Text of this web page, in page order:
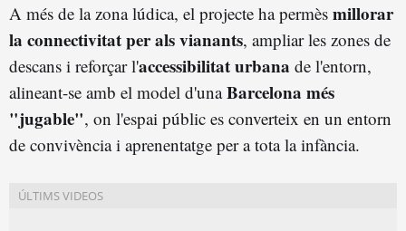
A més de la zona lúdica, el projecte ha permès millorar
la connectivitat per als vianants, ampliar les zones de
descans i reforçar l'accessibilitat urbana de l'entorn,
alineant-se amb el model d'unaBarcelona més
"jugable", on l'espai públic es converteix en un entorn
de convivència i aprenentatge per a tota la infància.